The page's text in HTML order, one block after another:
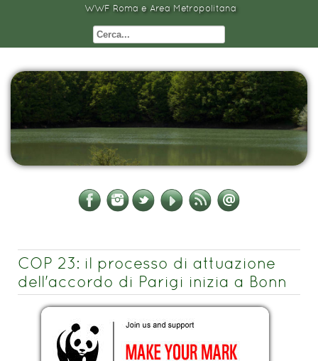
WWF Roma e Area Metropolitana
COP 23: il processo di attuazione
dell'accordo di Parigi inizia a Bonn